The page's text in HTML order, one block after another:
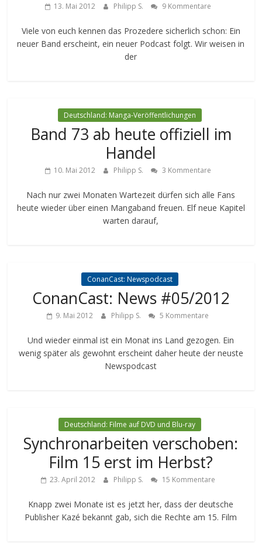
13. Mai 2012 Philipp S. 9 Kommentare
Viele von euch kennen das Prozedere sicherlich schon: Ein
neuer Band erscheint, ein neuer Podcast folgt. Wir weisen in
der
Deutschland: Manga-Veröffentlichungen
Band 73 ab heute offiziell im
Handel
10. Mai 2012 Philipp S. 3 Kommentare
Nach nur zwei Monaten Wartezeit dürfen sich alle Fans
heute wieder über einen Mangaband freuen. Elf neue Kapitel
warten darauf,
ConanCast: Newspodcast
ConanCast: News #05/2012
9. Mai 2012 Philipp S. 5 Kommentare
Und wieder einmal ist ein Monat ins Land gezogen. Ein
wenig später als gewohnt erscheint daher heute der neuste
Newspodcast
Deutschland: Filme auf DVD und Blu-ray
Synchronarbeiten verschoben:
Film 15 erst im Herbst?
23. April 2012 Philipp S. 15 Kommentare
Knapp zwei Monate ist es jetzt her, dass der deutsche
Publisher Kazé bekannt gab, sich die Rechte am 15. Film